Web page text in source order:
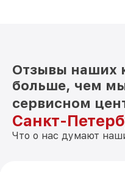
Отзывы наших
больше, чем
сервисном
Санкт-
Что о нас думают